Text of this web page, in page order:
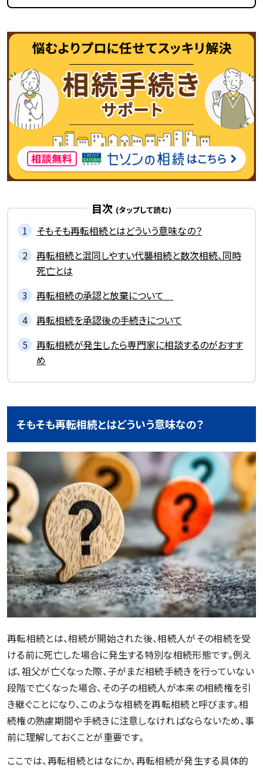
目次
そもそも再転相続とはどういう意味なの？
再転相続と混同しやすい代襲相続と数次相続、同時
死亡とは
再転相続の承認と放棄について
再転相続を承認後の手続きについて
再転相続が発生したら専門家に相談するのがおすす
め
そもそも再転相続とはどういう意味なの？
再転相続とは、相続が開始された後、相続人がその相続を受
ける前に死亡した場合に発生する特別な相続形態です。例え
ば、祖父が亡くなった際、子がまだ相続手続きを行っていない
段階で亡くなった場合、その子の相続人が本来の相続権を引
き継ぐことになり、このような相続を再転相続と呼びます。相
続権の熟慮期間や手続きに注意しなければならないため、事
前に理解しておくことが重要です。
ここでは、再転相続とはなにか、再転相続が発生する具体的